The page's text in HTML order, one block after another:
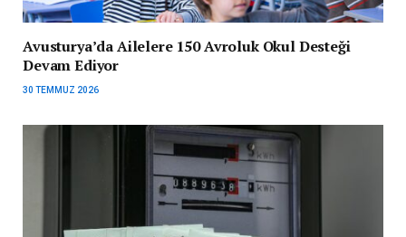
Avusturya’da Ailelere 150 Avroluk Okul Desteği
Devam Ediyor
30 TEMMUZ 2026